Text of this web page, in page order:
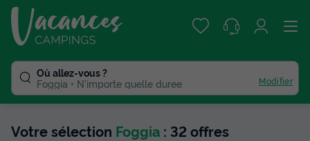
Où allez-vous ?
Foggia
N'importe quelle duree Modifier
Votre sélection Foggia : 32 offres